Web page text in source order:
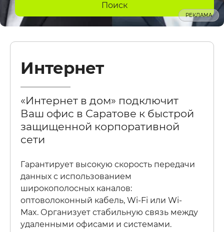
Поиск
РЕКЛАМА
Интернет
«Интернет в дом» подключит
Ваш офис в Саратове к быстрой
защищенной корпоративной
сети
Гарантирует высокую скорость передачи
данных с использованием
широкополосных каналов:
оптоволоконный кабель, Wi-Fi или Wi-
Max. Организует стабильную связь между
удаленными офисами и системами.